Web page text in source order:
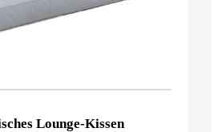
Lounge-Kissen